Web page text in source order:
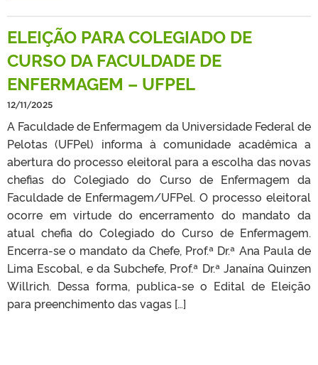
ELEIÇÃO PARA COLEGIADO DE
CURSO DA FACULDADE DE
ENFERMAGEM – UFPEL
12/11/2025
A Faculdade de Enfermagem da Universidade Federal de
Pelotas (UFPel) informa à comunidade acadêmica a
abertura do processo eleitoral para a escolha das novas
chefias do Colegiado do Curso de Enfermagem da
Faculdade de Enfermagem/UFPel. O processo eleitoral
ocorre em virtude do encerramento do mandato da
atual chefia do Colegiado do Curso de Enfermagem.
Encerra-se o mandato da Chefe, Prof.ª Dr.ª Ana Paula de
Lima Escobal, e da Subchefe, Prof.ª Dr.ª Janaína Quinzen
Willrich. Dessa forma, publica-se o Edital de Eleição
para preenchimento das vagas […]